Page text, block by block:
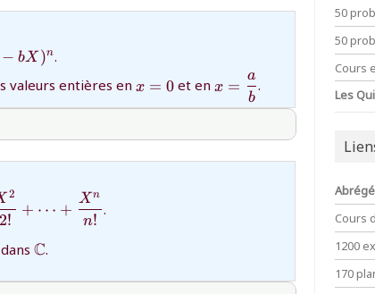
− bX )n.
valeurs entières en{x=0}
x = 0 et en{x=\dfrac
x =
b
a
.
2!
2
+ ⋯ +
n!
Xn
.
dans{\mathbb{C}}
C.
50
50
Cours
Les
Cours
1200
170